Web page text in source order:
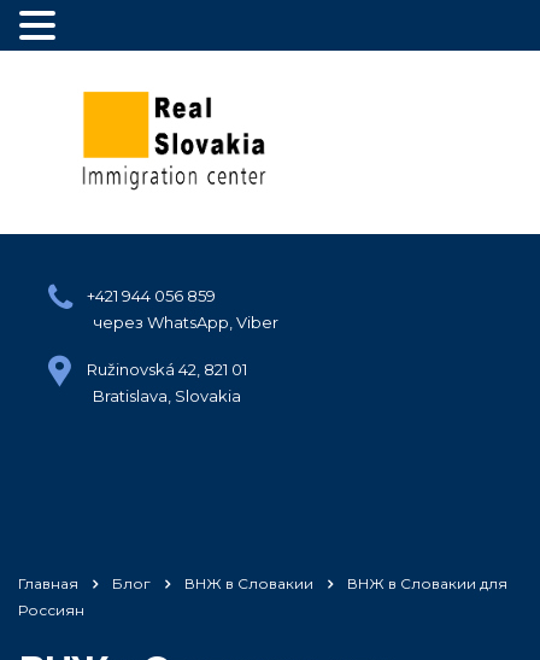
+421 944 056 859
через WhatsApp, Viber
Ružinovská 42, 821 01
Bratislava, Slovakia
Главная Блог ВНЖ в Словакии
ВНЖ в Словакии для
Россиян